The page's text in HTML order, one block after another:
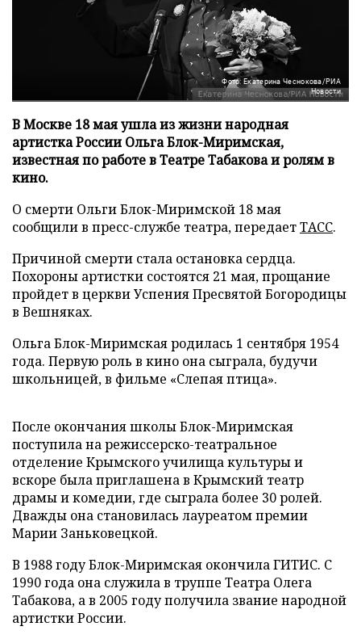
Фото: Екатерина Чеснокова/РИА
Новости
В Москве 18 мая ушла из жизни народная
артистка России Ольга Блок-Миримская,
известная по работе в Театре Табакова и ролям в
кино.
О смерти Ольги Блок-Миримской 18 мая
сообщили в пресс-службе театра, передаетТАСС.
Причиной смерти стала остановка сердца.
Похороны артистки состоятся 21 мая, прощание
пройдет в церкви Успения Пресвятой Богородицы
в Вешняках.
Ольга Блок-Миримская родилась 1 сентября 1954
года. Первую роль в кино она сыграла, будучи
школьницей, в фильме «Слепая птица».
После окончания школы Блок-Миримская
поступила на режиссерско-театральное
отделение Крымского училища культуры и
вскоре была приглашена в Крымский театр
драмы и комедии, где сыграла более 30 ролей.
Дважды она становилась лауреатом премии
Марии Заньковецкой.
В 1988 году Блок-Миримская окончила ГИТИС. С
1990 года она служила в труппе Театра Олега
Табакова, а в 2005 году получила звание народной
артистки России.